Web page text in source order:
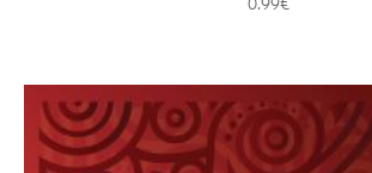
0.99€